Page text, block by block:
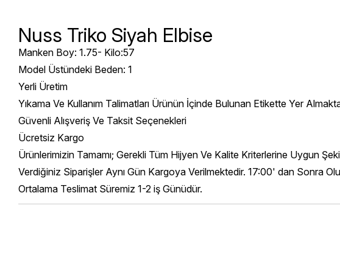
Nuss Triko Siyah Elbise
Manken Boy: 1.75- Kilo:57
Model Üstündeki Beden: 1
Yerli Üretim
Yıkama Ve Kullanım Talimatları Ürünün İçinde Bulunan Etikette Yer
Güvenli Alışveriş Ve Taksit Seçenekleri
Ücretsiz Kargo
Ürünlerimizin Tamamı; Gerekli Tüm Hijyen Ve Kalite Kriterlerine Uygun
Verdiğiniz Siparişler Aynı Gün Kargoya Verilmektedir. 17:00' dan Sonra
Ortalama Teslimat Süremiz 1-2 iş Günüdür.